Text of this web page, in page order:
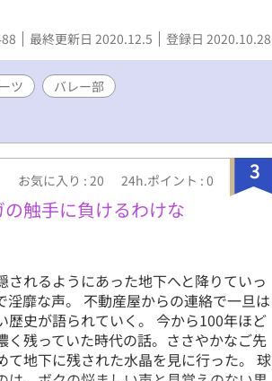
最終更新日 2020.12.5 登録日 2020.10.28
ツ
バレー部
3
お気に入り : 20 24h.ポイント : 0
触手に負けるわけな
れるようにあった地下へと降りていっ
靡な声。 不動産屋からの連絡で一旦は
史が語られていく。 今から100年ほど
残っていた時代の話。ささやかなご先
地下に残された水晶を見に行った。 球